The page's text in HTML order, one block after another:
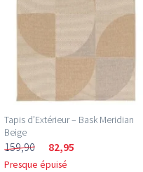
Tapis d’Extérieur – Bask Meridian
Beige
159,90 82,95
Presque épuisé